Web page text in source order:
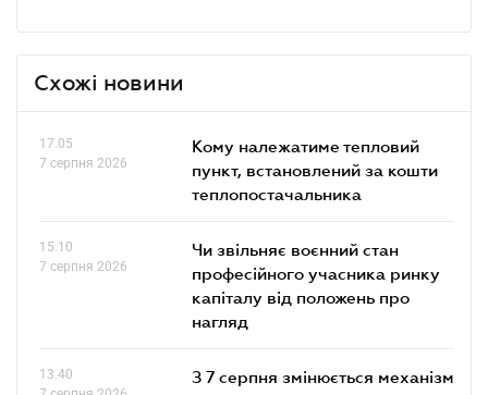
Схожі новини
17.05
7 серпня 2026
Кому належатиме тепловий
пункт, встановлений за кошти
теплопостачальника
15.10
7 серпня 2026
Чи звільняє воєнний стан
професійного учасника ринку
капіталу від положень про
нагляд
13.40
З 7 серпня змінюється механізм